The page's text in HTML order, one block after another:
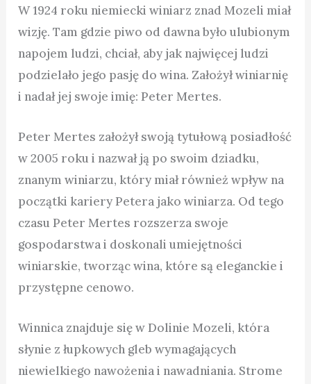
W 1924 roku niemiecki winiarz znad Mozeli miał
wizję. Tam gdzie piwo od dawna było ulubionym
napojem ludzi, chciał, aby jak najwięcej ludzi
podzielało jego pasję do wina. Założył winiarnię
i nadał jej swoje imię: Peter Mertes.
Peter Mertes założył swoją tytułową posiadłość
w 2005 roku i nazwał ją po swoim dziadku,
znanym winiarzu, który miał również wpływ na
początki kariery Petera jako winiarza. Od tego
czasu Peter Mertes rozszerza swoje
gospodarstwa i doskonali umiejętności
winiarskie, tworząc wina, które są eleganckie i
przystępne cenowo.
Winnica znajduje się w Dolinie Mozeli, która
słynie z łupkowych gleb wymagających
niewielkiego nawożenia i nawadniania. Strome